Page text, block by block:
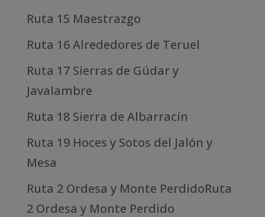
Ruta 15 Maestrazgo
Ruta 16 Alrededores de Teruel
Ruta 17 Sierras de Gúdar y
Javalambre
Ruta 18 Sierra de Albarracín
Ruta 19 Hoces y Sotos del Jalón y
Mesa
Ruta 2 Ordesa y Monte PerdidoRuta
2 Ordesa y Monte Perdido